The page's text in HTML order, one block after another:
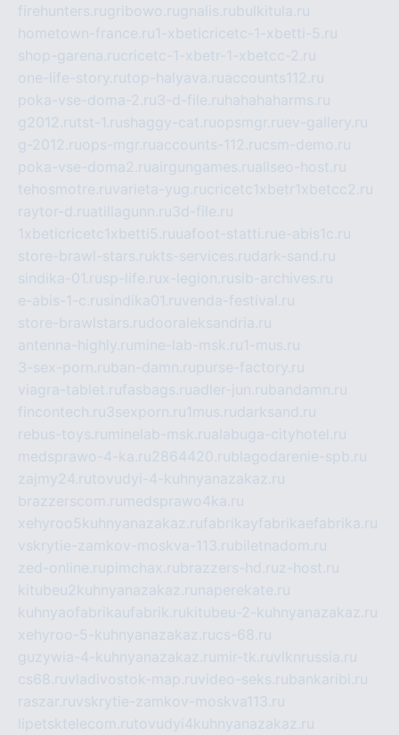
firehunters.rugribowo.rugnalis.rubulkitula.ru
hometown-france.ru1-xbeticricetc-1-xbetti-5.ru
shop-garena.rucricetc-1-xbetr-1-xbetcc-2.ru
one-life-story.rutop-halyava.ruaccounts112.ru
poka-vse-doma-2.ru3-d-file.ru hahahaharms.ru
g2012.rutst-1.rushaggy-cat.ruopsmgr.ruev-gallery.ru
g-2012.ruops-mgr.ruaccounts-112.rucsm-demo.ru
poka-vse-doma2.ruairgungames.ruallseo-host.ru
tehosmotre.ruvarieta-yug.rucricetc1xbetr1xbetcc2.ru
raytor-d.ruatillagunn.ru3d-file.ru
1xbeticricetc1xbetti5.ruuafoot-statti.rue-abis1c.ru
store-brawl-stars.rukts-services.rudark-sand.ru
sindika-01.rusp-life.rux-legion.rusib-archives.ru
e-abis-1-c.rusindika01.ruvenda-festival.ru
store-brawlstars.rudooraleksandria.ru
antenna-highly.ru mine-lab-msk.ru1-mus.ru
3-sex-porn.ruban-damn.rupurse-factory.ru
viagra-tablet.rufasbags.ruadler-jun.rubandamn.ru
fincontech.ru3sexporn.ru1mus.rudarksand.ru
rebus-toys.ru minelab-msk.rualabuga-cityhotel.ru
medsprawo-4-ka.ru2864420.rublagodarenie-spb.ru
zajmy24.rutovudyi-4-kuhnyanazakaz.ru
brazzerscom.ru medsprawo4ka.ru
xehyroo5kuhnyanazakaz.rufabrikayfabrikaefabrika.ru
vskrytie-zamkov-moskva-113.rubiletnadom.ru
zed-online.rupimchax.rubrazzers-hd.ruz-host.ru
kitubeu2kuhnyanazakaz.ru naperekate.ru
kuhnyaofabrikaufabrik.rukitubeu-2-kuhnyanazakaz.ru
xehyroo-5-kuhnyanazakaz.rucs-68.ru
guzywia-4-kuhnyanazakaz.ru mir-tk.ruvlknrussia.ru
cs68.ruvladivostok-map.ruvideo-seks.rubankaribi.ru
raszar.ruvskrytie-zamkov-moskva113.ru
lipetsktelecom.rutovudyi4kuhnyanazakaz.ru